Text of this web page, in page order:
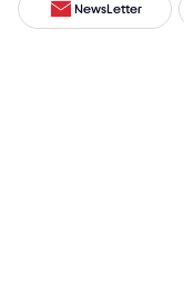
NewsLetter